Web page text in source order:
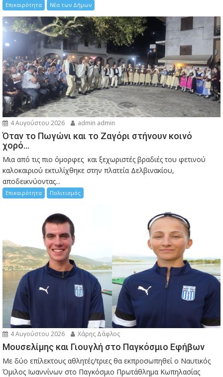
Επικαιρότητα Νέα των Δήμων
4 Αυγούστου 2026 admin admin
Όταν το Πωγώνι και το Ζαγόρι στήνουν κοινό
χορό…
Μια από τις πιο όμορφες και ξεχωριστές βραδιές του φετινού
καλοκαιριού εκτυλίχθηκε στην πλατεία Δελβινακίου,
αποδεικνύοντας...
Επικαιρότητα Πολιτισμός
4 Αυγούστου 2026 Χάρης Δάφλος
Μουσελίμης και Γιουγλή στο Παγκόσμιο Εφήβων
Mε δύο επίλεκτους αθλητές/τριες θα εκπροσωπηθεί ο Ναυτικός
Όμιλος Ιωαννίνων στο Παγκόσμιο Πρωτάθλημα Κωπηλασίας